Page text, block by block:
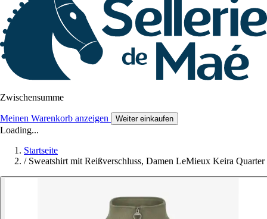
Zwischensumme
Meinen Warenkorb anzeigen Weiter einkaufen
Loading...
Startseite
/ Sweatshirt mit Reißverschluss, Damen LeMieux Keira Quarter